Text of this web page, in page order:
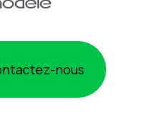
nous